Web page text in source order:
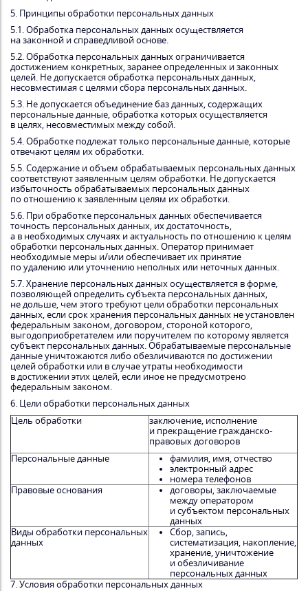
5. Принципы обработки персональных данных
5.1. Обработка персональных данных осуществляется
на законной и справедливой основе.
5.2. Обработка персональных данных ограничивается
достижением конкретных, заранее определенных и законных
целей. Не допускается обработка персональных данных,
несовместимая с целями сбора персональных данных.
5.3. Не допускается объединение баз данных, содержащих
персональные данные, обработка которых осуществляется
в целях, несовместимых между собой.
5.4. Обработке подлежат только персональные данные, которые
отвечают целям их обработки.
5.5. Содержание и объем обрабатываемых персональных данных
соответствуют заявленным целям обработки. Не допускается
избыточность обрабатываемых персональных данных
по отношению к заявленным целям их обработки.
5.6. При обработке персональных данных обеспечивается
точность персональных данных, их достаточность,
а в необходимых случаях и актуальность по отношению к целям
обработки персональных данных. Оператор принимает
необходимые меры и/или обеспечивает их принятие
по удалению или уточнению неполных или неточных данных.
5.7. Хранение персональных данных осуществляется в форме,
позволяющей определить субъекта персональных данных,
не дольше, чем этого требуют цели обработки персональных
данных, если срок хранения персональных данных не установлен
федеральным законом, договором, стороной которого,
выгодоприобретателем или поручителем по которому является
субъект персональных данных. Обрабатываемые персональные
данные уничтожаются либо обезличиваются по достижении
целей обработки или в случае утраты необходимости
в достижении этих целей, если иное не предусмотрено
федеральным законом.
6. Цели обработки персональных данных
Цель обработки
заключение, исполнение
и прекращение гражданско-
правовых договоров
Персональные данные
фамилия, имя, отчество
электронный адрес
номера телефонов
Правовые основания
договоры, заключаемые
между оператором
и субъектом персональных
данных
Виды обработки персональных
данных
Сбор, запись,
систематизация, накопление,
хранение, уничтожение
и обезличивание
персональных данных
7. Условия обработки персональных данных